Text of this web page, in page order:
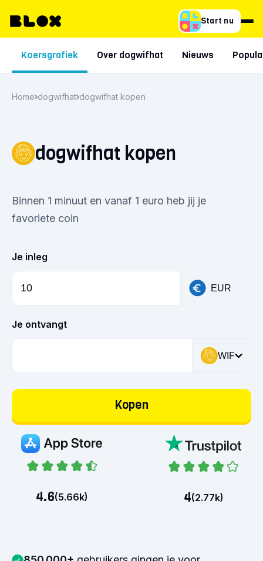
Start nu
Koersgrafiek Over dogwifhat Nieuws
Home dogwifhat dogwifhat kopen
dogwifhat kopen
Binnen 1 minuut en vanaf 1 euro heb jij je
favoriete coin
Je inleg
EUR
Je ontvangt
WIF
Kopen
4.6(5.66k) 4(2.77k)